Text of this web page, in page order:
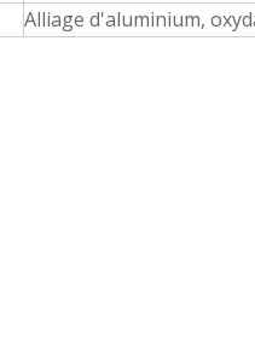
Alliage d'aluminium,